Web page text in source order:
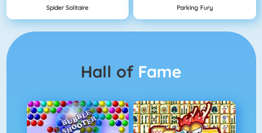
Spider Solitaire Parking Fury
Hall of Fame